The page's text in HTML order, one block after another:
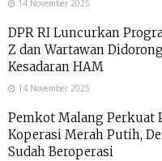
14 November 2025
DPR RI Luncurkan
Z dan Wartawan
Kesadaran HAM
14 November 2025
Pemkot Malang Perkuat
Koperasi Merah Putih,
Sudah Beroperasi